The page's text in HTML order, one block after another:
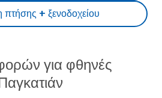
πτήσης + ξενοδοχείου
για φθηνές